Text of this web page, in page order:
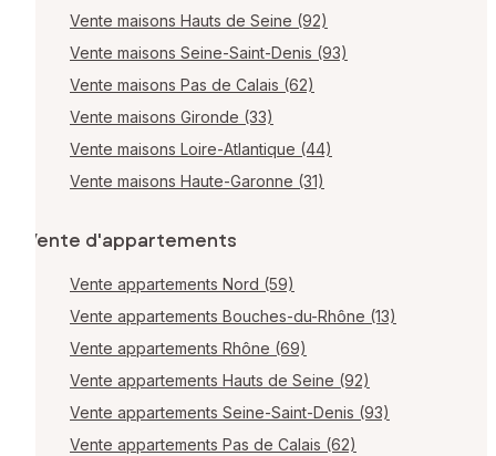
Vente maisons Hauts de Seine (92)
Vente maisons Seine-Saint-Denis (93)
Vente maisons Pas de Calais (62)
Vente maisons Gironde (33)
Vente maisons Loire-Atlantique (44)
Vente maisons Haute-Garonne (31)
Vente d'appartements
Vente appartements Nord (59)
Vente appartements Bouches-du-Rhône (13)
Vente appartements Rhône (69)
Vente appartements Hauts de Seine (92)
Vente appartements Seine-Saint-Denis (93)
Vente appartements Pas de Calais (62)